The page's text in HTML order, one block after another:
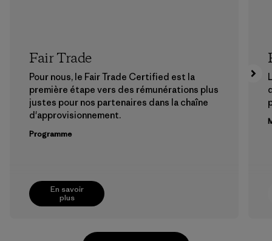
En savoir
plus
Fair Trade
Pour nous, le Fair Trade Certified est la
première étape vers des rémunérations plus
justes pour nos partenaires dans la chaîne
d'approvisionnement.
Programme